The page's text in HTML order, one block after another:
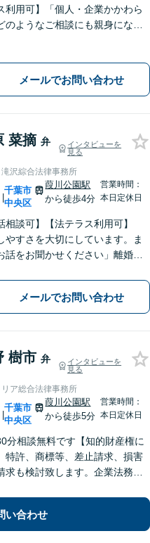
利用可】「個人・企業かかわら
のようなご相談にも親身になっ
サポート。【夜間・休日面談
完全個室】【本千葉駅徒歩３
メールでお問い合わせ
菜摘 弁
インタビューを
見る
沢綜合法律事務所
|
千葉市
中央区
葭川公園駅
から徒歩4分
営業時間：
本日定休日
相談可】【法テラス利用可】
やすさを大切にしています。ま
話をお聞かせください」離婚男
続紛争など、幅広いご相談に対
能です。【夜間・休日面談可】
公園駅5分】
メールでお問い合わせ
樹市 弁
インタビューを
見る
リア総合法律事務所
|
千葉市
中央区
葭川公園駅
から徒歩5分
営業時間：
本日定休日
分相談無料です【知的財産権に
特許、商標等、差止請求、損害
求も検討致します。企業法務・
でも全力で対応します。千葉県
らず、関東エリア内であれば出
い合わせ